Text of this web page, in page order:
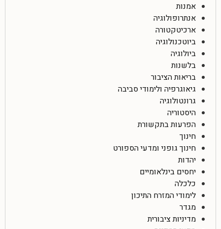
אמנות
אנתרופולוגיה
ארכיטקטורה
ביוטכנולוגיה
ביולוגיה
בלשנות
בריאות הציבור
גיאוגרפיה ולימודי סביבה
גרונטולוגיה
היסטוריה
הפרעות בתקשורת
חינוך
חינוך גופני ומדעי הספורט
יהדות
יחסים בינלאומיים
כלכלה
לימודי המזרח התיכון
מגדר
מדיניות ציבורית